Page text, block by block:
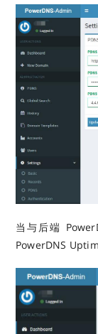
当与后端
PowerDNS